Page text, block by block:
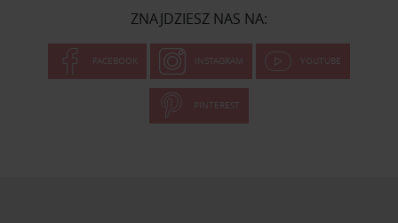
ZNAJDZIESZ NAS NA:
FACEBOOK INSTAGRAM YOUTUBE
PINTEREST